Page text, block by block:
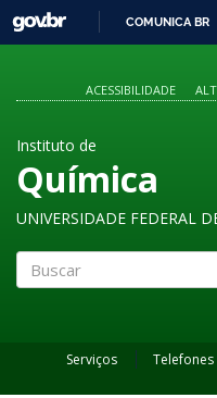
GOVBR
COMUNICA BR
ACESSIBILIDADE
Instituto de
Química
UNIVERSIDADE FEDERAL
Serviços Telefones